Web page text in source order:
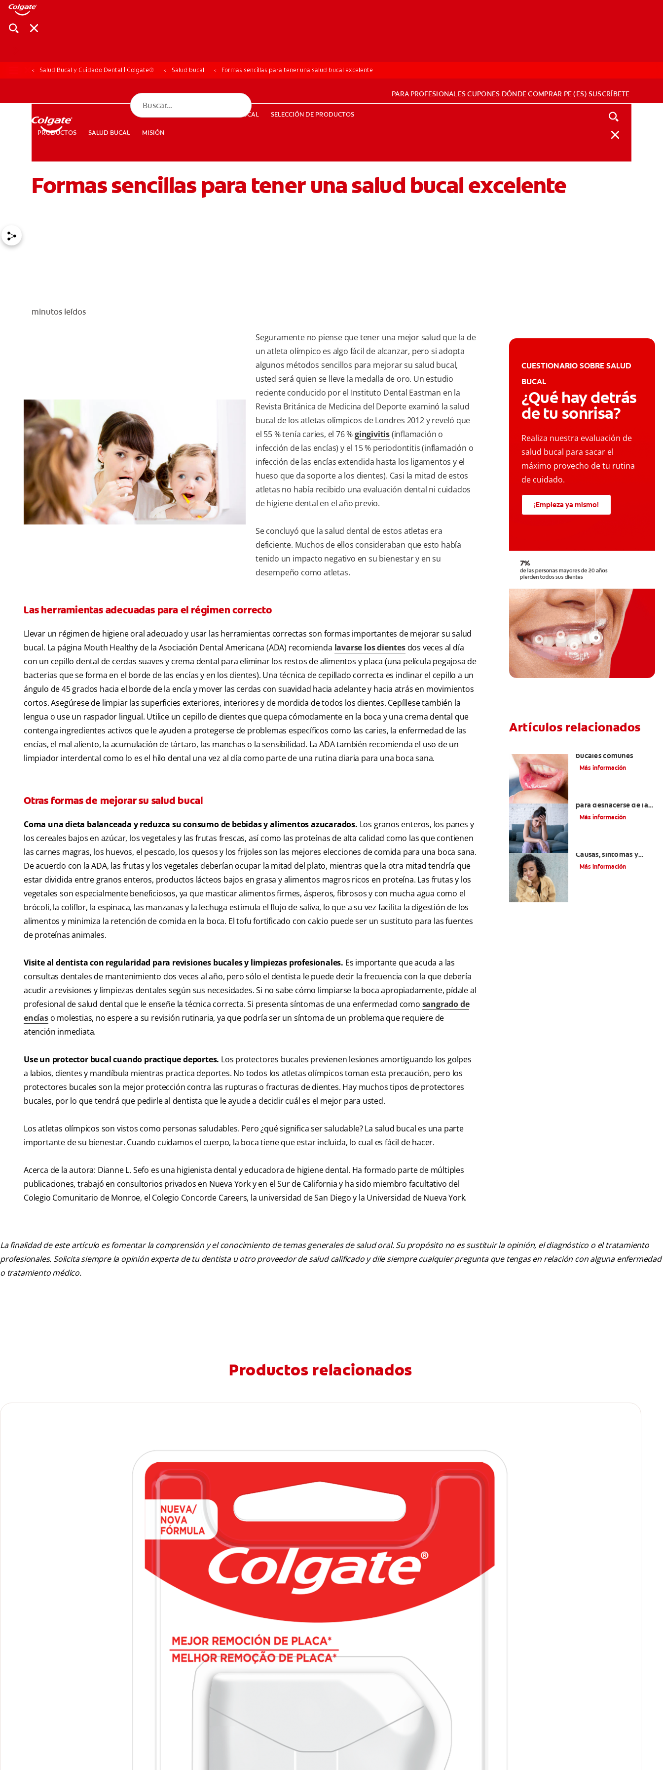
PRODUCTOS
CHEQUEO DE SALUD BUCAL
PARA PROFESIONALES CUPONES DÓNDE COMPRAR PE (ES) SUSCRÍBETE
PARA PROFESIONALESCUPONES DÓNDE COMPRAR PE (ES) SUSCRÍBETE
PRODUCTOS SALUD BUCAL MISIÓN
CHEQUEO DE SALUD BUCAL SELECCIÓN DE PRODUCTOS
Salud Bucal y Cuidado Dental | Colgate® Salud bucal Formas sencillas para tener una salud bucal excelente
Formas sencillas para tener una salud bucal excelente
minutos leídos
Seguramente no piense que tener una mejor salud que la de
un atleta olímpico es algo fácil de alcanzar, pero si adopta
algunos métodos sencillos para mejorar su salud bucal,
usted será quien se lleve la medalla de oro. Un estudio
reciente conducido por el Instituto Dental Eastman en la
Revista Británica de Medicina del Deporte examinó la salud
bucal de los atletas olímpicos de Londres 2012 y reveló que
el 55 % tenía caries, el 76 %gingivitis(inflamación o
infección de las encías) y el 15 % periodontitis (inflamación o
infección de las encías extendida hasta los ligamentos y el
hueso que da soporte a los dientes). Casi la mitad de estos
atletas no había recibido una evaluación dental ni cuidados
de higiene dental en el año previo.
Se concluyó que la salud dental de estos atletas era
deficiente. Muchos de ellos consideraban que esto había
tenido un impacto negativo en su bienestar y en su
desempeño como atletas.
Las herramientas adecuadas para el régimen correcto
Llevar un régimen de higiene oral adecuado y usar las herramientas correctas son formas importantes de mejorar su salud
bucal. La página Mouth Healthy de la Asociación Dental Americana (ADA) recomienda lavarse los dientesdos veces al día
con un cepillo dental de cerdas suaves y crema dental para eliminar los restos de alimentos y placa (una película pegajosa de
bacterias que se forma en el borde de las encías y en los dientes). Una técnica de cepillado correcta es inclinar el cepillo a un
ángulo de 45 grados hacia el borde de la encía y mover las cerdas con suavidad hacia adelante y hacia atrás en movimientos
cortos. Asegúrese de limpiar las superficies exteriores, interiores y de mordida de todos los dientes. Cepíllese también la
lengua o use un raspador lingual. Utilice un cepillo de dientes que quepa cómodamente en la boca y una crema dental que
contenga ingredientes activos que le ayuden a protegerse de problemas específicos como las caries, la enfermedad de las
encías, el mal aliento, la acumulación de tártaro, las manchas o la sensibilidad. La ADA también recomienda el uso de un
limpiador interdental como lo es el hilo dental una vez al día como parte de una rutina diaria para una boca sana.
Otras formas de mejorar su salud bucal
Coma una dieta balanceada y reduzca su consumo de bebidas y alimentos azucarados. Los granos enteros, los panes y
los cereales bajos en azúcar, los vegetales y las frutas frescas, así como las proteínas de alta calidad como las que contienen
las carnes magras, los huevos, el pescado, los quesos y los frijoles son las mejores elecciones de comida para una boca sana.
De acuerdo con la ADA, las frutas y los vegetales deberían ocupar la mitad del plato, mientras que la otra mitad tendría que
estar dividida entre granos enteros, productos lácteos bajos en grasa y alimentos magros ricos en proteína. Las frutas y los
vegetales son especialmente beneficiosos, ya que masticar alimentos firmes, ásperos, fibrosos y con mucha agua como el
brócoli, la coliflor, la espinaca, las manzanas y la lechuga estimula el flujo de saliva, lo que a su vez facilita la digestión de los
alimentos y minimiza la retención de comida en la boca. El tofu fortificado con calcio puede ser un sustituto para las fuentes
de proteínas animales.
Visite al dentista con regularidad para revisiones bucales y limpiezas profesionales. Es importante que acuda a las
consultas dentales de mantenimiento dos veces al año, pero sólo el dentista le puede decir la frecuencia con la que debería
acudir a revisiones y limpiezas dentales según sus necesidades. Si no sabe cómo limpiarse la boca apropiadamente, pídale al
profesional de salud dental que le enseñe la técnica correcta. Si presenta síntomas de una enfermedad como sangrado de
encíaso molestias, no espere a su revisión rutinaria, ya que podría ser un síntoma de un problema que requiere de
atención inmediata.
Use un protector bucal cuando practique deportes. Los protectores bucales previenen lesiones amortiguando los golpes
a labios, dientes y mandíbula mientras practica deportes. No todos los atletas olímpicos toman esta precaución, pero los
protectores bucales son la mejor protección contra las rupturas o fracturas de dientes. Hay muchos tipos de protectores
bucales, por lo que tendrá que pedirle al dentista que le ayude a decidir cuál es el mejor para usted.
Los atletas olímpicos son vistos como personas saludables. Pero ¿qué significa ser saludable? La salud bucal es una parte
importante de su bienestar. Cuando cuidamos el cuerpo, la boca tiene que estar incluida, lo cual es fácil de hacer.
Acerca de la autora: Dianne L. Sefo es una higienista dental y educadora de higiene dental. Ha formado parte de múltiples
publicaciones, trabajó en consultorios privados en Nueva York y en el Sur de California y ha sido miembro facultativo del
Colegio Comunitario de Monroe, el Colegio Concorde Careers, la universidad de San Diego y la Universidad de Nueva York.
CUESTIONARIO SOBRE SALUD
BUCAL
¿Qué hay detrás
de tu sonrisa?
Realiza nuestra evaluación de
salud bucal para sacar el
máximo provecho de tu rutina
de cuidado.
¡Empieza ya mismo!
Artículos relacionados
bucales comunes
Más información
para deshacerse de las
lesiones bucales
Más información
Causas, síntomas y
tratamientos
Más información
La finalidad de este artículo es fomentar la comprensión y el conocimiento de temas generales de salud oral. Su propósito no es sustituir la opinión, el diagnóstico o el tratamiento
profesionales. Solicita siempre la opinión experta de tu dentista u otro proveedor de salud calificado y dile siempre cualquier pregunta que tengas en relación con alguna enfermedad
o tratamiento médico.
Productos relacionados